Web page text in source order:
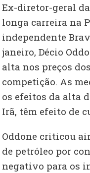
Ex-diretor-geral
longa carreira na
independente
janeiro, Décio
alta nos preços
competição. As
os efeitos da alta
Irã, têm efeito de
Oddone criticou
de petróleo por
negativo para os